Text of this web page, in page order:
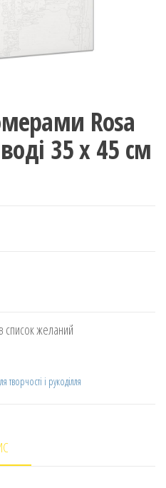
Rosa
35 x 45 см
список желаний
творчості і рукоділля